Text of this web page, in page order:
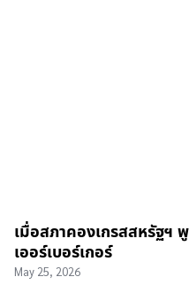
เมื่อสภาคองเกรสสหรัฐฯ
เออร์เบอร์เกอร์
May 25, 2026